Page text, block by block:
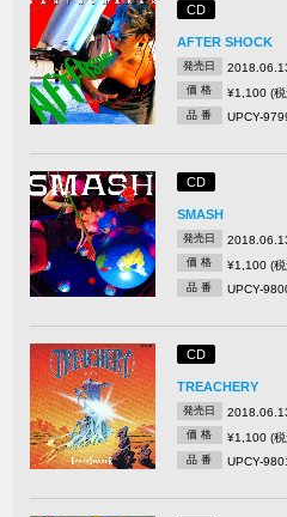
CD
AFTER SHOCK
発売日
価 格 ¥1,100 (税
品 番 UPCY-
CD
SMASH
発売日
価 格 ¥1,100 (税
品 番 UPCY-
CD
TREACHERY
発売日
価 格 ¥1,100 (税
品 番 UPCY-